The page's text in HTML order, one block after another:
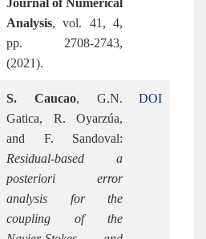
Journal of Numerical
Analysis, vol. 41, 4,
pp. 2708-2743,
(2021).
S. Caucao, G.N.
Gatica, R. Oyarzúa,
and F. Sandoval:
Residual-based a
posteriori error
analysis for the
coupling of the
DOI